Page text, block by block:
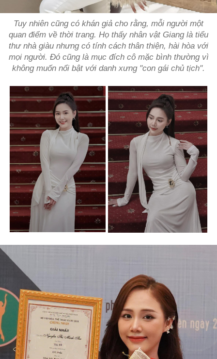
Tuy nhiên cũng có khán giả cho rằng, mỗi người một
quan điểm về thời trang. Họ thấy nhân vật Giang là tiểu
thư nhà giàu nhưng có tính cách thân thiện, hài hòa với
mọi người. Đó cũng là mục đích cô mặc bình thường vì
không muốn nổi bật với danh xưng "con gái chủ tịch".